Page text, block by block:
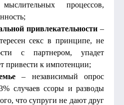
процессов,
привлекательности –
секс в принципе, не
с партнером, упадет
привести к импотенции;
– независимый опрос
случаев ссоры и разводы
что супруги не дают друг